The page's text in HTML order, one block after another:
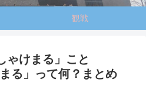
観戦
ゃけまる」こと
る」って何？まとめ